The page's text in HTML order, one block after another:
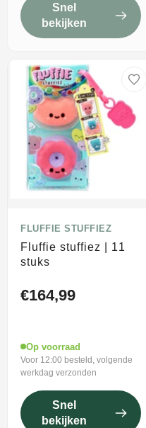
Snel
bekijken
FLUFFIE STUFFIEZ
Fluffie stuffiez | 11
stuks
€164,99
Op voorraad
Voor 12:00 besteld, volgende
werkdag verzonden
Snel
bekijken